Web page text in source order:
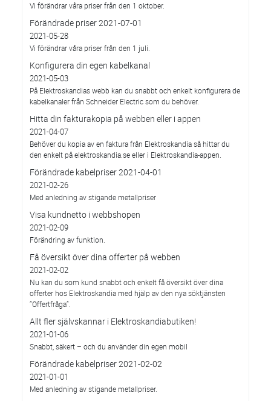
Vi förändrar våra priser från den 1 oktober.
Förändrade priser 2021-07-01
2021-05-28
Vi förändrar våra priser från den 1 juli.
Konfigurera din egen kabelkanal
2021-05-03
På Elektroskandias webb kan du snabbt och enkelt konfigurera de
kabelkanaler från Schneider Electric som du behöver.
Hitta din fakturakopia på webben eller i appen
2021-04-07
Behöver du kopia av en faktura från Elektroskandia så hittar du
den enkelt på elektroskandia.se eller i Elektro­skandia-appen.
Förändrade kabelpriser 2021-04-01
2021-02-26
Med anledning av stigande metallpriser
Visa kundnetto i webbshopen
2021-02-09
Förändring av funktion.
Få översikt över dina offerter på webben
2021-02-02
Nu kan du som kund snabbt och enkelt få översikt över dina
offerter hos Elektroskandia med hjälp av den nya söktjänsten
”Offertfråga”.
Allt fler självskannar i Elektroskandiabutiken!
2021-01-06
Snabbt, säkert – och du använder din egen mobil
Förändrade kabelpriser 2021-02-02
2021-01-01
Med anledning av stigande metallpriser.